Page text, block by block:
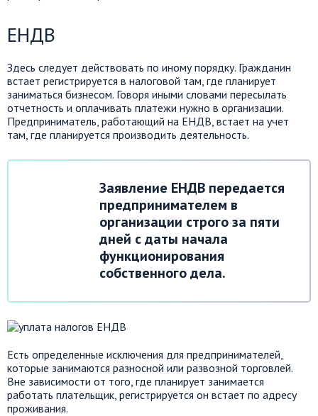
ЕНДВ
Здесь следует действовать по иному порядку. Гражданин
встает регистрируется в налоговой там, где планирует
заниматься бизнесом. Говоря иными словами пересылать
отчетность и оплачивать платежи нужно в организации.
Предприниматель, работающий на ЕНДВ, встает на учет
там, где планируется производить деятельность.
Заявление ЕНДВ передается
предпринимателем в
организации строго за пяти
дней с даты начала
функционирования
собственного дела.
Есть определенные исключения для предпринимателей,
которые занимаются разносной или развозной торговлей.
Вне зависимости от того, где планирует занимается
работать плательщик, регистрируется он встает по адресу
проживания.